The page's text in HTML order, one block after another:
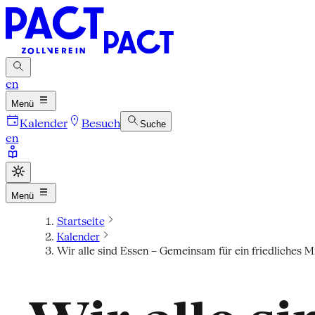
en
Menü
Kalender Besuch Suche
en
Menü
Startseite
Kalender
Wir alle sind Essen – Gemeinsam für ein friedliches